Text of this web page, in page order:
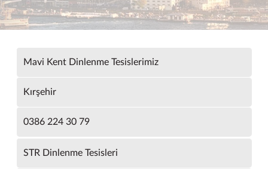
Mavi Kent Dinlenme Tesislerimiz
Kırşehir
0386 224 30 79
STR Dinlenme Tesisleri